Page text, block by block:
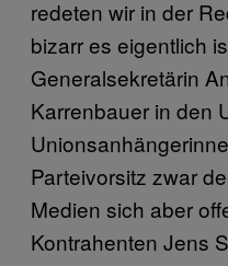
redeten wir in der
bizarr es eigentlich
Generalsekretärin
Karrenbauer in den
Parteivorsitz zwar
Medien sich aber
Kontrahenten Jens